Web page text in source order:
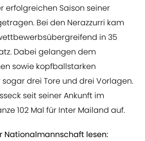
erfolgreichen Saison seiner
Bei den Nerazzurri kam
in 35
Dabei gelangen dem
sowie kopfballstarken
drei Tore und drei Vorlagen.
seit seiner Ankunft im
102 Mal für Inter Mailand auf.
Nationalmannschaft lesen: